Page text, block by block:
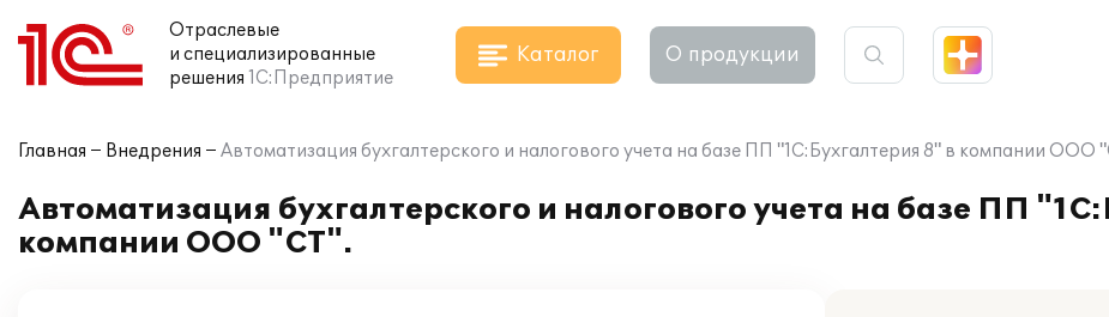
Отраслевые
и специализированные
решения 1С:Предприятие
Каталог О продукции
Главная Внедрения Автоматизация бухгалтерского и налогового учета на базе ПП "1С:Бухгалтерия 8" в компании ООО
Автоматизация бухгалтерского и налогового учета на базе ПП
компании ООО "СТ".